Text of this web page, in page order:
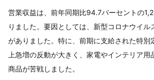
営業収益は、前年同期比94.7パーセントの
りました。要因としては、新型コロナウイル
がありました。特に、前期に支給された特別
上急増の反動が大きく、家電やインテリア
商品が苦戦しました。